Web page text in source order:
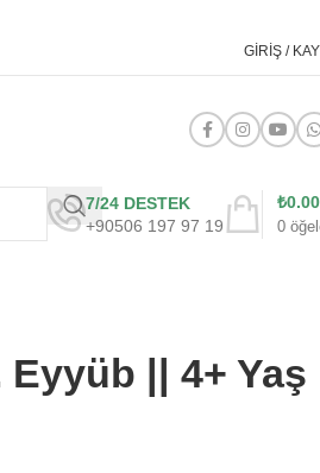
GIRIŞ /
7/24 DESTEK
+90506 197 97 19
0
₺0.00
|| 4+ Yaş